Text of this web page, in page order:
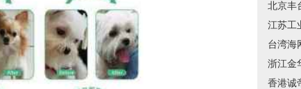
北京丰
江苏工
台湾海
浙江金
香港诚